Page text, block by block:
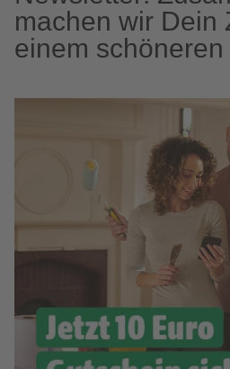
machen wir Dein
einem schöneren